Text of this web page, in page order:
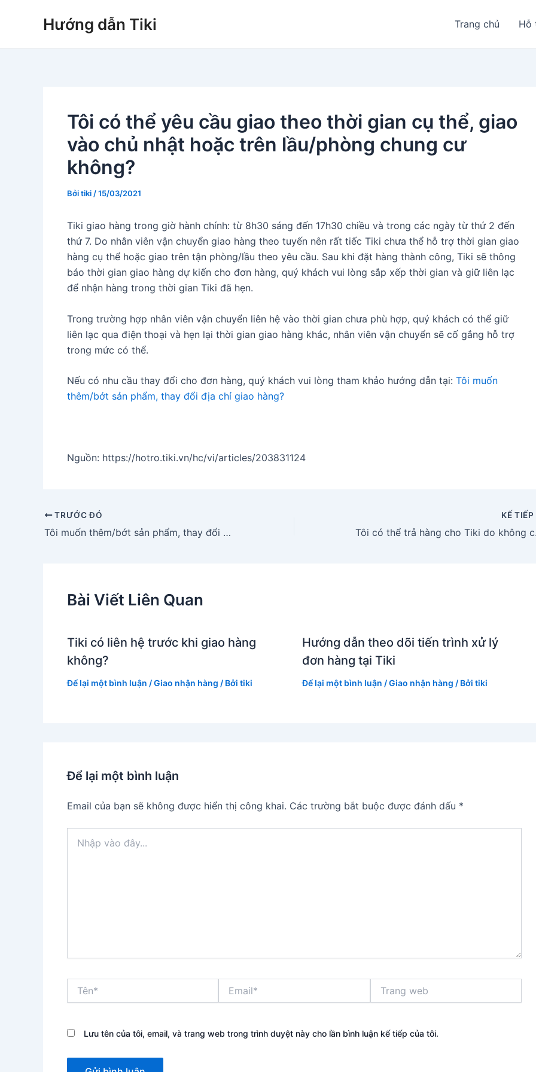
Hướng dẫn Tiki Trang chủ Hỗ
Tôi có thể yêu cầu giao theo thời gian cụ thể, giao
vào chủ nhật hoặc trên lầu/phòng chung cư
không?
Bởitiki /15/03/2021
Tiki giao hàng trong giờ hành chính: từ 8h30 sáng đến 17h30 chiều và trong các ngày từ thứ 2 đến
thứ 7. Do nhân viên vận chuyển giao hàng theo tuyến nên rất tiếc Tiki chưa thể hỗ trợ thời gian giao
hàng cụ thể hoặc giao trên tận phòng/lầu theo yêu cầu. Sau khi đặt hàng thành công, Tiki sẽ thông
báo thời gian giao hàng dự kiến cho đơn hàng, quý khách vui lòng sắp xếp thời gian và giữ liên lạc
để nhận hàng trong thời gian Tiki đã hẹn.
Trong trường hợp nhân viên vận chuyển liên hệ vào thời gian chưa phù hợp, quý khách có thể giữ
liên lạc qua điện thoại và hẹn lại thời gian giao hàng khác, nhân viên vận chuyển sẽ cố gắng hỗ trợ
trong mức có thể.
Nếu có nhu cầu thay đổi cho đơn hàng, quý khách vui lòng tham khảo hướng dẫn tại: Tôi muốn
thêm/bớt sản phẩm, thay đổi địa chỉ giao hàng?
Nguồn: https://hotro.tiki.vn/hc/vi/articles/203831124
Điều
hướng
TRƯỚC ĐÓ
Tôi muốn thêm/bớt sản phẩm, thay đổi địa chỉ giao hàng?
KẾ TIẾP
Tôi
Bài Viết Liên Quan
Tiki có liên hệ trước khi giao hàng
không?
Để lại một bình luận /Giao nhận hàng / Bởi tiki
Hướng dẫn theo dõi tiến trình xử lý
đơn hàng tại Tiki
Để lại một bình luận /Giao nhận hàng / Bởi tiki
Để lại một bình luận
Email của bạn sẽ không được hiển thị công khai. Các trường bắt buộc được đánh dấu *
vào
web
Lưu tên của tôi, email, và trang web trong trình duyệt này cho lần bình luận kế tiếp của tôi.